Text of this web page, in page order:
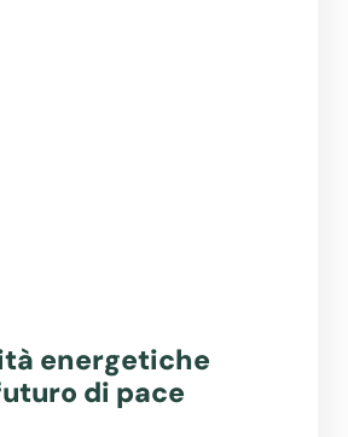
energetiche
di pace